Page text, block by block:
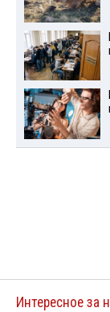
Интересное за